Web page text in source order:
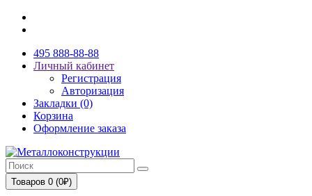
495 888-88-88
Личный кабинет
Регистрация
Авторизация
Закладки (0)
Корзина
Оформление заказа
Товаров 0 (0₽)